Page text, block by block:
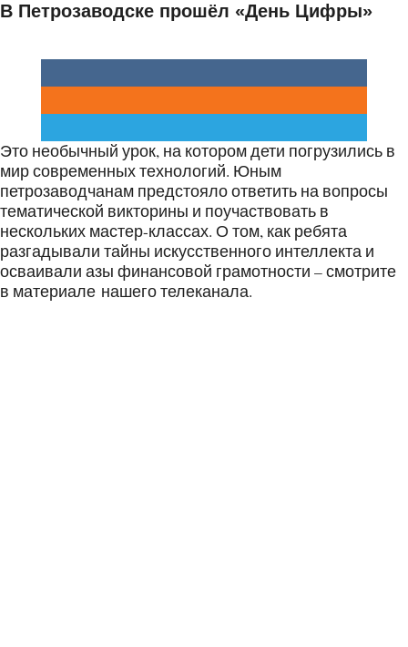
В Петрозаводске прошёл «День Цифры»
Это необычный урок, на котором дети погрузились в
мир современных технологий. Юным
петрозаводчанам предстояло ответить на вопросы
тематической викторины и поучаствовать в
нескольких мастер-классах. О том, как ребята
разгадывали тайны искусственного интеллекта и
осваивали азы финансовой грамотности – смотрите
в материале нашего телеканала.